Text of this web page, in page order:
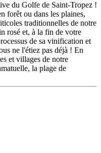
du Golfe de Saint-Tropez !
forêt ou dans les plaines,
traditionnelles de notre
rosé et, à la fin de votre
de sa vinification et
ne l'étiez pas déjà ! En
et villages de notre
la plage de